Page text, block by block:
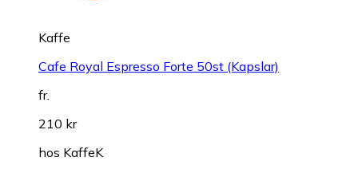
Kaffe
Cafe Royal Espresso Forte 50st (Kapslar)
fr.
210 kr
hos KaffeK